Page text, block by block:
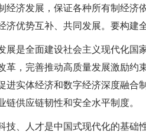
经济发展，保证各种所有制经
济优势互补、共同发展。要构建
展是全面建设社会主义现代化国
革，完善推动高质量发展激励
进实体经济和数字经济深度融
链供应链韧性和安全水平制度。
技、人才是中国式现代化的基础